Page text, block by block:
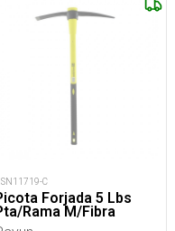
C
Forjada 5 Lbs
Rama M/Fibra